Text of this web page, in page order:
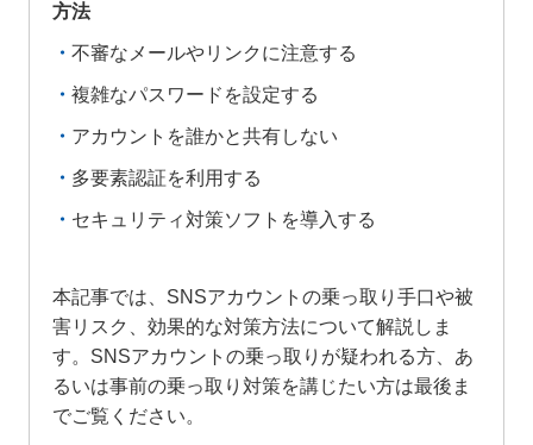
方法
不審なメールやリンクに注意する
複雑なパスワードを設定する
アカウントを誰かと共有しない
多要素認証を利用する
セキュリティ対策ソフトを導入する
本記事では、SNSアカウントの乗っ取り手口や被
害リスク、効果的な対策方法について解説しま
す。SNSアカウントの乗っ取りが疑われる方、あ
るいは事前の乗っ取り対策を講じたい方は最後ま
でご覧ください。